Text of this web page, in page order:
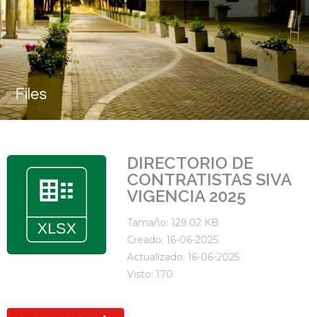
Files
DIRECTORIO DE
CONTRATISTAS SIVA
VIGENCIA 2025
Tamaño: 129.02 KB
Creado: 16-06-2025
Actualizado: 16-06-2025
Visto: 170